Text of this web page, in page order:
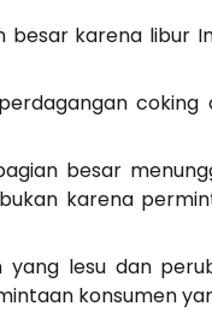
karena libur
coking
besar
karena
lesu dan
konsumen